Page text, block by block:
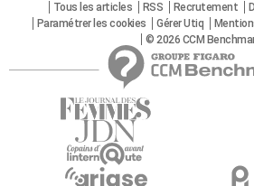
Tous les articles
RSS Recrutement
Paramétrer les cookies
Gérer Utiq
© 2026 CCM